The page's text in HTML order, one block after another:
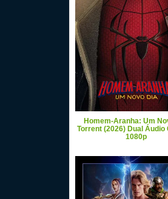
Homem-Aranha: Um
Torrent (2026) Dual Áudio
1080p